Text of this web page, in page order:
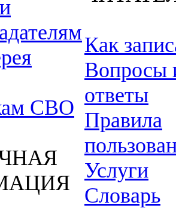
СВО
Как
Вопросы
ответы
Правила
Услуги
Словарь